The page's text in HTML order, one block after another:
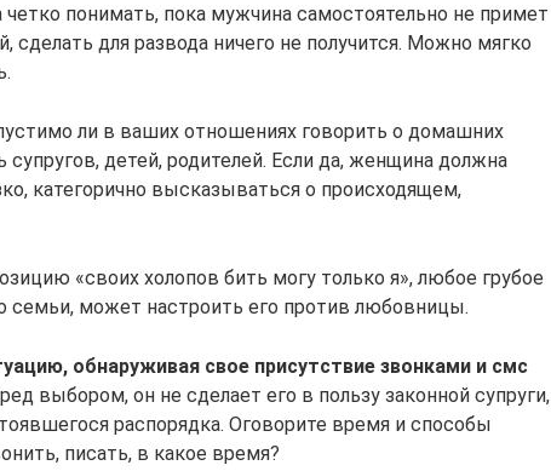
четко понимать, пока мужчина самостоятельно не примет
сделать для развода ничего не получится. Можно мягко
ли в ваших отношениях говорить о домашних
супругов, детей, родителей. Если да, женщина должна
категорично высказываться о происходящем,
«своих холопов бить могу только я», любое грубое
семьи, может настроить его против любовницы.
обнаруживая свое присутствие звонками и смс
выбором, он не сделает его в пользу законной супруги,
распорядка. Оговорите время и способы
писать, в какое время?